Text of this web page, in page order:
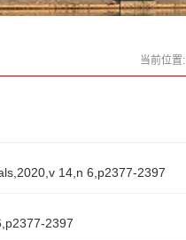
当前位置:
14,n 6,p2377-2397
2397